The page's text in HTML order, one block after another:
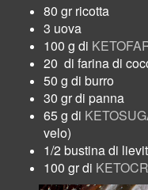
80 gr ricotta
3 uova
100 g di
20 di farina di
50 g di burro
30 gr di panna
65 g di
velo)
1/2 bustina di
100 gr di